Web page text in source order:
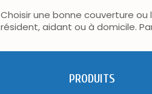
Choisir une bonne couverture ou
résident, aidant ou à domicile.
PRODUITS